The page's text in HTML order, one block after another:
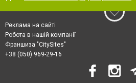
Реклама на сайті
Робота в нашій компанії
Франшиза "CitySites"
+38 (050) 969-29-16